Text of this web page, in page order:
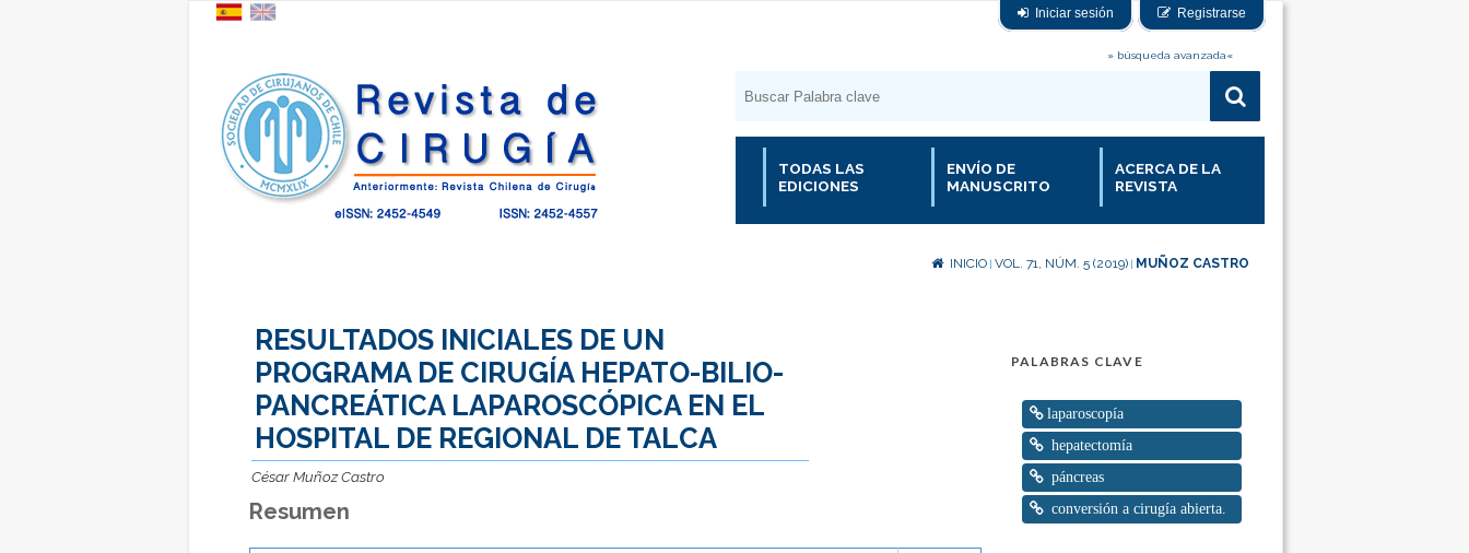
Iniciar sesión Registrarse
» búsqueda avanzada«
TODAS LAS
EDICIONES
ENVÍO DE
MANUSCRITO
ACERCA DE LA
REVISTA
INICIO VOL. 71, NÚM. 5 (2019) MUÑOZ CASTRO
PALABRAS CLAVE
laparoscopía
hepatectomía
páncreas
conversión a cirugía abierta.
RESULTADOS INICIALES DE UN
PROGRAMA DE CIRUGÍA HEPATO-BILIO-
PANCREÁTICA LAPAROSCÓPICA EN EL
HOSPITAL DE REGIONAL DE TALCA
César Muñoz Castro
Resumen